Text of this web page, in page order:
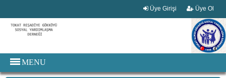
Üye Girişi Üye Ol
MENU